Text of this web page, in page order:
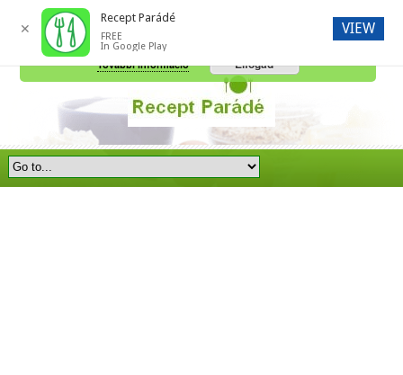
A honlap további használatához a sütik használatát el kell fogadni.
További információ
Elfogad
✕
Recept Parádé
FREE
In Google Play
VIEW